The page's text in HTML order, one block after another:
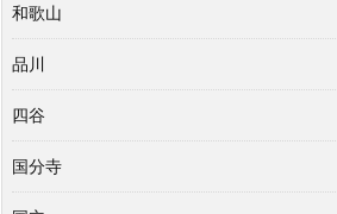
和歌山
品川
四谷
国分寺